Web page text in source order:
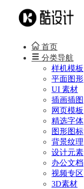
首页
分类导航
样机模板
平面图形
UI 素材
插画插图
网页模板
精选字体
图形图标
背景纹理
设计元素
办公文档
视频专区
3D素材